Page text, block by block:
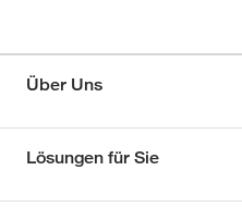
Über Uns
Lösungen für Sie